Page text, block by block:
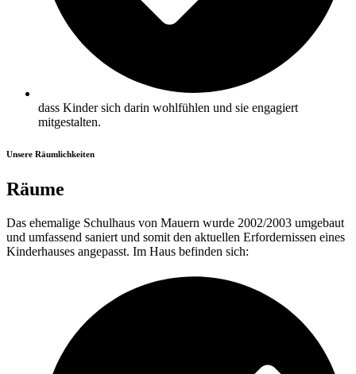
dass Kinder sich darin wohlfühlen und sie engagiert
mitgestalten.
Unsere Räumlichkeiten
Räume
Das ehemalige Schulhaus von Mauern wurde 2002/2003 umgebaut
und umfassend saniert und somit den aktuellen Erfordernissen eines
Kinderhauses angepasst. Im Haus befinden sich: